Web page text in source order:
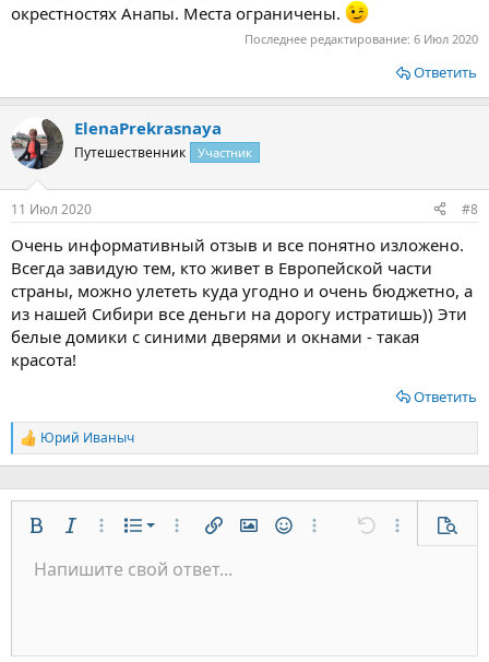
окрестностях Анапы. Места ограничены.
Последнее редактирование: 6 Июл 2020
Ответить
ElenaPrekrasnaya
Путешественник Участник
11 Июл 2020 #8
Очень информативный отзыв и все понятно изложено.
Всегда завидую тем, кто живет в Европейской части
страны, можно улететь куда угодно и очень бюджетно, а
из нашей Сибири все деньги на дорогу истратишь)) Эти
белые домики с синими дверями и окнами - такая
красота!
Ответить
Р
е
к
Юрий Иваныч
ЖирныйКурсивДополнительно...
СписокНумерованный список
Маркированный список
Дополнительно...
Вставить ссылку
Вставить изображение
СмайлыДополнительно...
Отменить
Размер шрифта
9
Цвет текста
Шрифт Arial
Зачёркнутый
Подчёркнутый
Однострочный код
ВыравниваниеПо левому краю
Формат параграфа
Обычный
Заголовок 2
ЦитатаМедиаВставить таблицу
Вставить горизонтальную линию
Спойлер
Код
Повторить
Переключить режим работы редактора
Удалить форматирование
ЧерновикиСохранить черновик
Напишите свой ответ...